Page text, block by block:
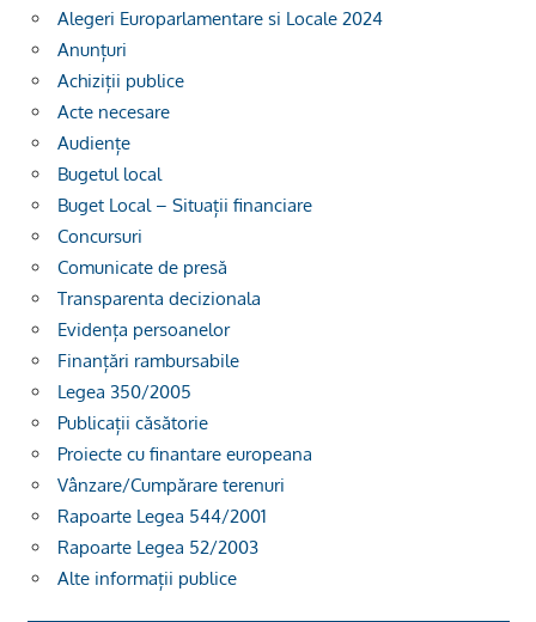
Alegeri Europarlamentare si Locale 2024
Anunțuri
Achiziții publice
Acte necesare
Audiențe
Bugetul local
Buget Local – Situații financiare
Concursuri
Comunicate de presă
Transparenta decizionala
Evidența persoanelor
Finanțări rambursabile
Legea 350/2005
Publicații căsătorie
Proiecte cu finantare europeana
Vânzare/Cumpărare terenuri
Rapoarte Legea 544/2001
Rapoarte Legea 52/2003
Alte informații publice